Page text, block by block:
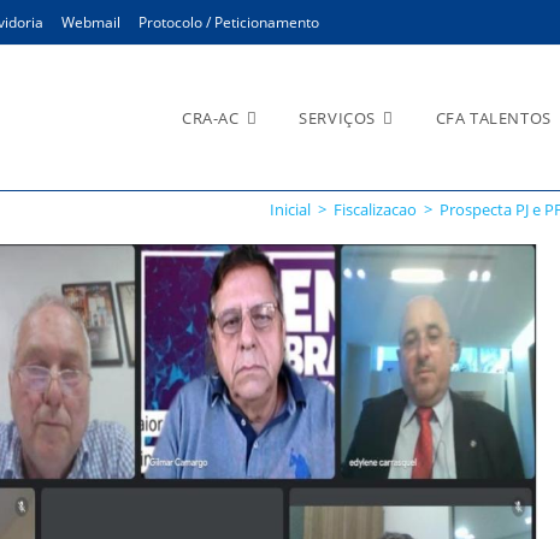
Webmail Protocolo / Peticionamento
CRA-AC SERVIÇOS CFA TALENTOS
Inicial > Fiscalizacao > Prospecta PJ e